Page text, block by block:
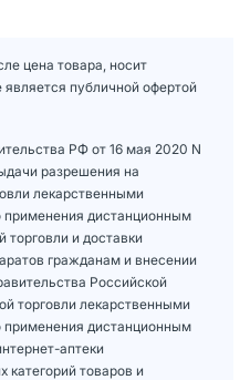
цена товара, носит
публичной офертой
РФ от 16 мая 2020 N
разрешения на
лекарственными
применения дистанционным
и доставки
гражданам и внесении
Российской
торговли лекарственными
применения дистанционным
аптеки
товаров и